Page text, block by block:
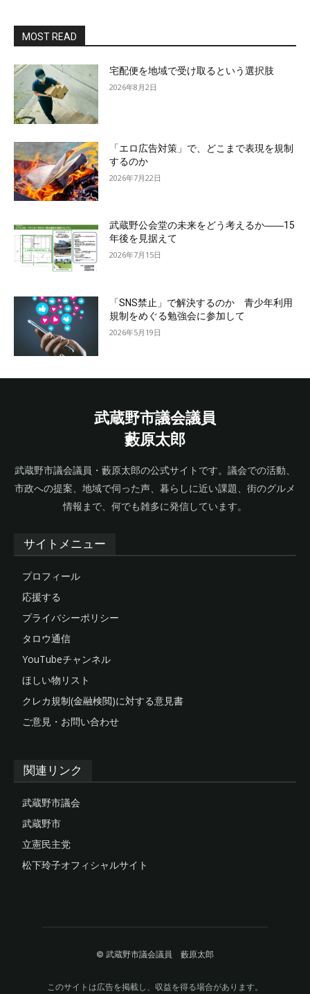
MOST READ
宅配便を地域で受け取るという選択肢
2026年8月2日
「エロ広告対策」で、どこまで表現を規制
するのか
2026年7月22日
武蔵野公会堂の未来をどう考えるか――15
年後を見据えて
2026年7月15日
「SNS禁止」で解決するのか 青少年利用
規制をめぐる勉強会に参加して
2026年5月19日
武蔵野市議会議員
藪原太郎
武蔵野市議会議員・藪原太郎の公式サイトです。議会での活動、
市政への提案、地域で伺った声、暮らしに近い課題、街のグルメ
情報まで、何でも雑多に発信しています。
サイトメニュー
プロフィール
応援する
プライバシーポリシー
タロウ通信
YouTubeチャンネル
ほしい物リスト
クレカ規制(金融検閲)に対する意見書
ご意見・お問い合わせ
関連リンク
武蔵野市議会
武蔵野市
立憲民主党
松下玲子オフィシャルサイト
© 武蔵野市議会議員 藪原太郎
このサイトは広告を掲載し、収益を得る場合があります。